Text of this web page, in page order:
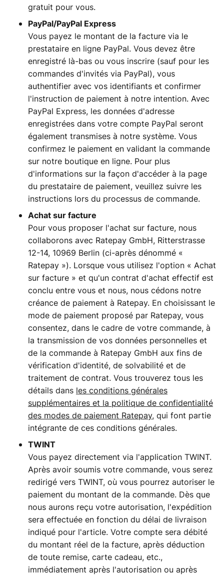
gratuit pour vous.
PayPal/PayPal Express
Vous payez le montant de la facture via le
prestataire en ligne PayPal. Vous devez être
enregistré là-bas ou vous inscrire (sauf pour les
commandes d'invités via PayPal), vous
authentifier avec vos identifiants et confirmer
l'instruction de paiement à notre intention. Avec
PayPal Express, les données d'adresse
enregistrées dans votre compte PayPal seront
également transmises à notre système. Vous
confirmez le paiement en validant la commande
sur notre boutique en ligne. Pour plus
d'informations sur la façon d'accéder à la page
du prestataire de paiement, veuillez suivre les
instructions lors du processus de commande.
Achat sur facture
Pour vous proposer l'achat sur facture, nous
collaborons avec Ratepay GmbH, Ritterstrasse
12-14, 10969 Berlin (ci-après dénommé «
Ratepay »). Lorsque vous utilisez l'option « Achat
sur facture » et qu'un contrat d'achat effectif est
conclu entre vous et nous, nous cédons notre
créance de paiement à Ratepay. En choisissant le
mode de paiement proposé par Ratepay, vous
consentez, dans le cadre de votre commande, à
la transmission de vos données personnelles et
de la commande à Ratepay GmbH aux fins de
vérification d'identité, de solvabilité et de
traitement de contrat. Vous trouverez tous les
détails dans les conditions générales
supplémentaires et la politique de confidentialité
des modes de paiement Ratepay, qui font partie
intégrante de ces conditions générales.
TWINT
Vous payez directement via l'application TWINT.
Après avoir soumis votre commande, vous serez
redirigé vers TWINT, où vous pourrez autoriser le
paiement du montant de la commande. Dès que
nous aurons reçu votre autorisation, l'expédition
sera effectuée en fonction du délai de livraison
indiqué pour l'article. Votre compte sera débité
du montant réel de la facture, après déduction
de toute remise, carte cadeau, etc.,
immédiatement après l'autorisation ou après